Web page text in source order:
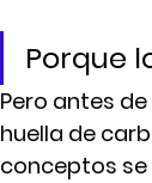
Porque
Pero antes
huella de
conceptos